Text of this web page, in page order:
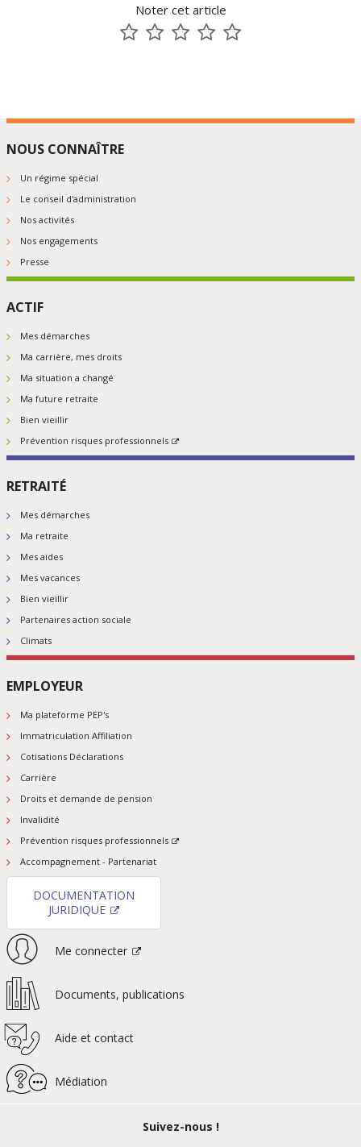
5 5 5 5
Noter cet article
1 2 3 4
NOUS CONNAÎTRE
Un régime spécial
Le conseil d'administration
Nos activités
Nos engagements
Presse
ACTIF
Mes démarches
Ma carrière, mes droits
Ma situation a changé
Ma future retraite
Bien vieillir
Prévention risques professionnels
RETRAITÉ
Mes démarches
Ma retraite
Mes aides
Mes vacances
Bien vieillir
Partenaires action sociale
Climats
EMPLOYEUR
Ma plateforme PEP's
Immatriculation Affiliation
Cotisations Déclarations
Carrière
Droits et demande de pension
Invalidité
Prévention risques professionnels
Accompagnement - Partenariat
DOCUMENTATION
JURIDIQUE
Me connecter
Documents, publications
Aide et contact
Médiation
Suivez-nous !